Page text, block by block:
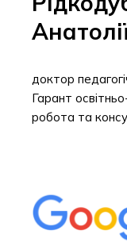
доктор
Гарант
робота та